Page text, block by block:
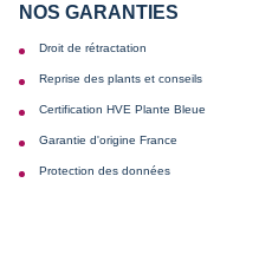
NOS GARANTIES
Droit de rétractation
Reprise des plants et conseils
Certification HVE Plante Bleue
Garantie d'origine France
Protection des données